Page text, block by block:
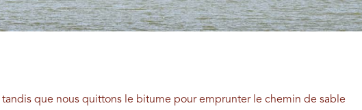
que nous quittons le bitume pour emprunter le chemin de sable